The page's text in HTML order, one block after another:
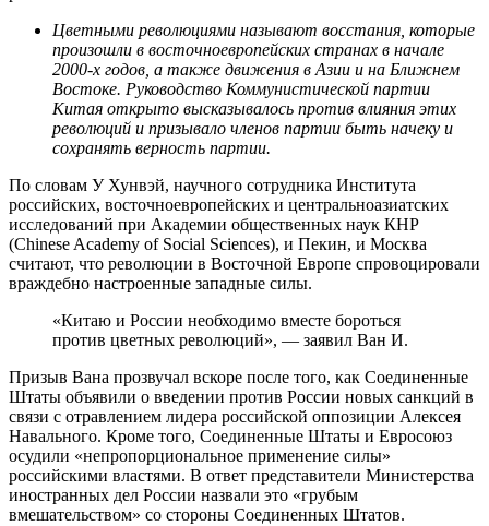
Цветными революциями называют восстания, которые
произошли в восточноевропейских странах в начале
2000-х годов, а также движения в Азии и на Ближнем
Востоке. Руководство Коммунистической партии
Китая открыто высказывалось против влияния этих
революций и призывало членов партии быть начеку и
сохранять верность партии.
По словам У Хунвэй, научного сотрудника Института
российских, восточноевропейских и центральноазиатских
исследований при Академии общественных наук КНР
(Chinese Academy of Social Sciences), и Пекин, и Москва
считают, что революции в Восточной Европе спровоцировали
враждебно настроенные западные силы.
«Китаю и России необходимо вместе бороться
против цветных революций», — заявил Ван И.
Призыв Вана прозвучал вскоре после того, как Соединенные
Штаты объявили о введении против России новых санкций в
связи с отравлением лидера российской оппозиции Алексея
Навального. Кроме того, Соединенные Штаты и Евросоюз
осудили «непропорциональное применение силы»
российскими властями. В ответ представители Министерства
иностранных дел России назвали это «грубым
вмешательством» со стороны Соединенных Штатов.